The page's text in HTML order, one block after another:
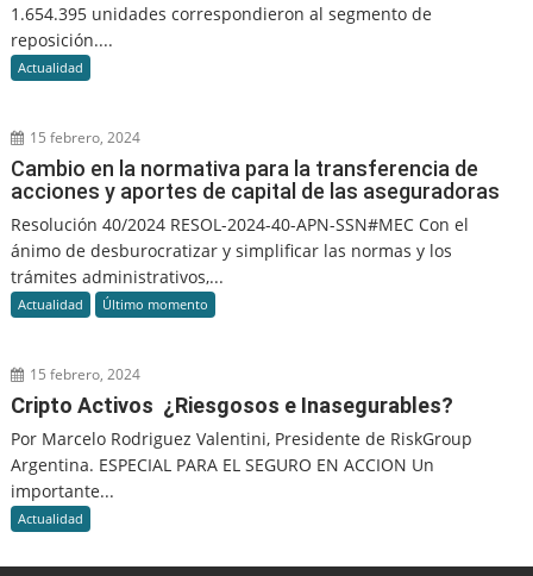
1.654.395 unidades correspondieron al segmento de
reposición....
Actualidad
15 febrero, 2024
Cambio en la normativa para la transferencia de
acciones y aportes de capital de las aseguradoras
Resolución 40/2024 RESOL-2024-40-APN-SSN#MEC Con el
ánimo de desburocratizar y simplificar las normas y los
trámites administrativos,...
Actualidad Último momento
15 febrero, 2024
Cripto Activos ¿Riesgosos e Inasegurables?
Por Marcelo Rodriguez Valentini, Presidente de RiskGroup
Argentina. ESPECIAL PARA EL SEGURO EN ACCION Un
importante...
Actualidad